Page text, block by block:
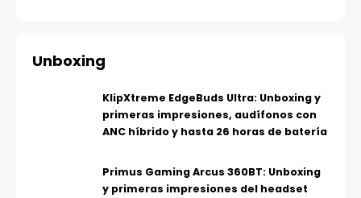
Unboxing
KlipXtreme EdgeBuds Ultra: Unboxing y
primeras impresiones, audífonos con
ANC híbrido y hasta 26 horas de batería
Primus Gaming Arcus 360BT: Unboxing
y primeras impresiones del headset